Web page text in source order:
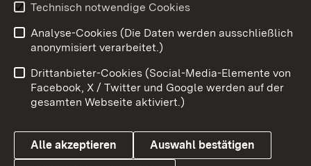
Impressum
Kontakt
Barrierefreiheit
Datenschutz
Cookies
Technisch notwendige Cookies
Analyse-Cookies (Die Daten werden ausschließlich
anonymisiert verarbeitet.)
Drittanbieter-Cookies (Social-Media-Elemente von
Facebook, X / Twitter und Google werden auf der
gesamten Webseite aktiviert.)
Alle akzeptieren Auswahl bestätigen